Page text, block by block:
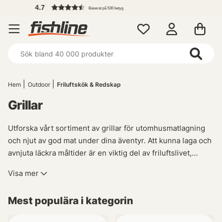
Baserat på 536 betyg
Hem Outdoor Friluftskök & Redskap
Grillar
Utforska vårt sortiment av grillar för utomhusmatlagning
och njut av god mat under dina äventyr. Att kunna laga och
avnjuta läckra måltider är en viktig del av friluftslivet,
kollektion inkluderar allt från portabla grillar som passar
placeras över öppen eld.
Visa mer
Mest populära i kategorin